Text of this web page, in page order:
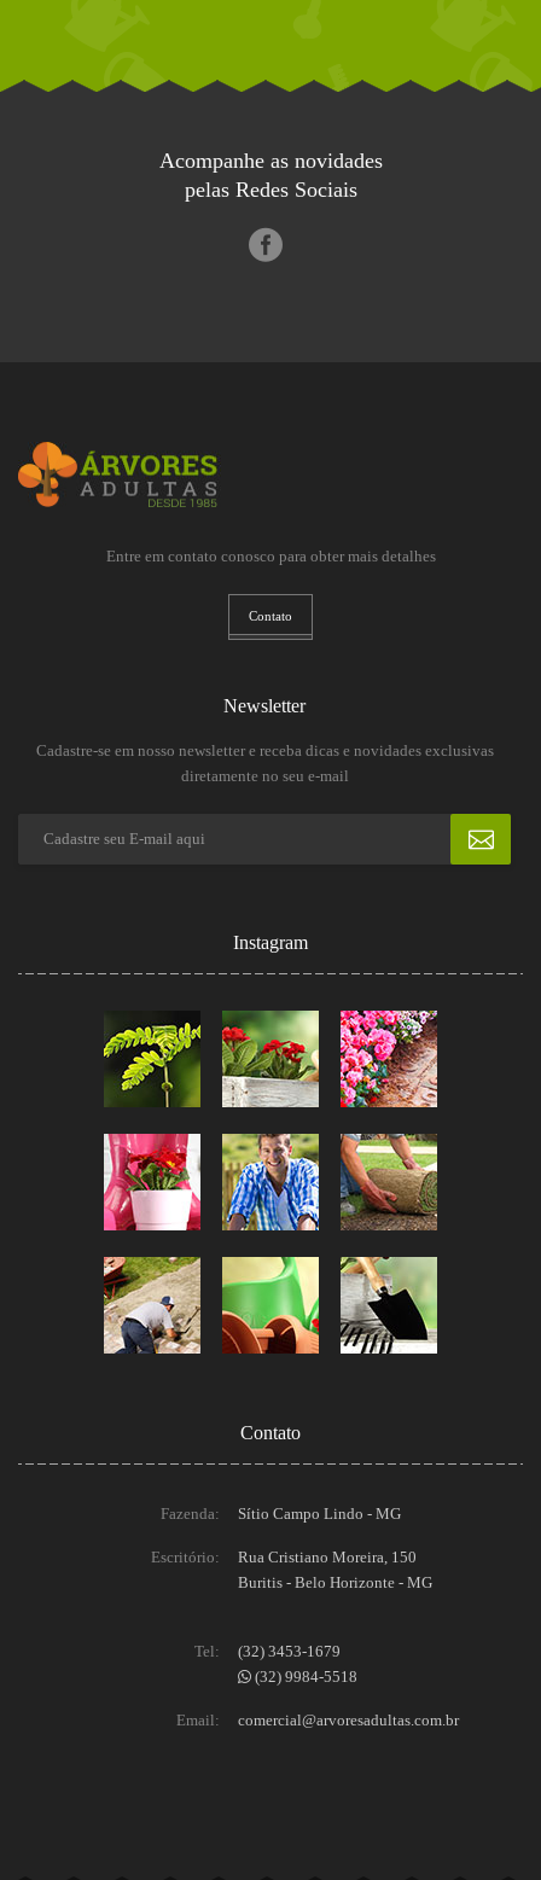
Acompanhe as novidades
pelas Redes Sociais
Entre em contato conosco para obter mais detalhes
Contato
Newsletter
Cadastre-se em nosso newsletter e receba dicas e novidades exclusivas
diretamente no seu e-mail
Instagram
Contato
Fazenda: Sítio Campo Lindo - MG
Escritório:
Rua Cristiano Moreira, 150
Buritis - Belo Horizonte - MG
Tel:
(32) 3453-1679
(32) 9984-5518
Email: comercial@arvoresadultas.com.br